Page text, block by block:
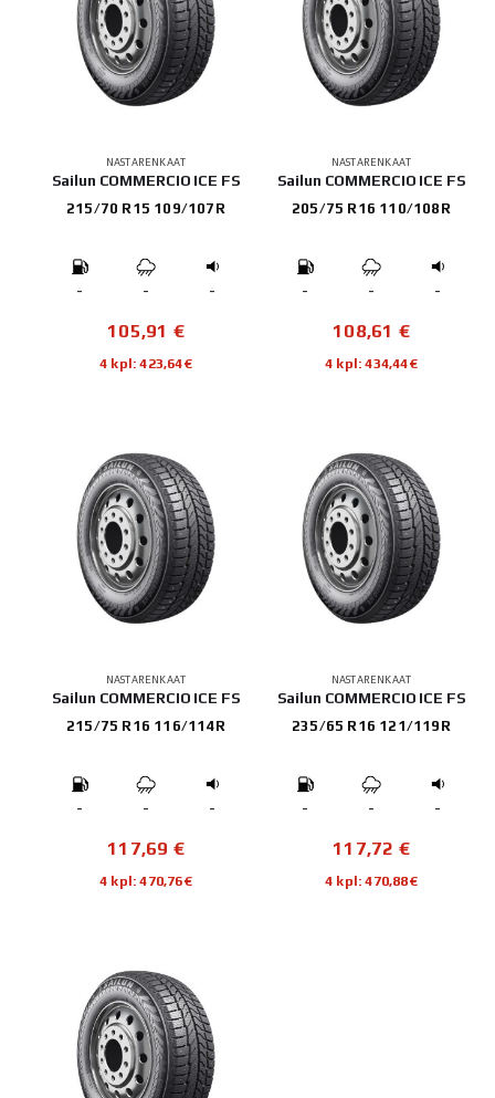
NASTARENKAAT
Sailun COMMERCIO ICE FS
215/70 R15 109/107R
- - -
105,91 €
4 kpl: 423,64€
NASTARENKAAT
Sailun COMMERCIO ICE FS
205/75 R16 110/108R
- - -
108,61 €
4 kpl: 434,44€
NASTARENKAAT
Sailun COMMERCIO ICE FS
215/75 R16 116/114R
- - -
117,69 €
4 kpl: 470,76€
NASTARENKAAT
Sailun COMMERCIO ICE FS
235/65 R16 121/119R
- - -
117,72 €
4 kpl: 470,88€